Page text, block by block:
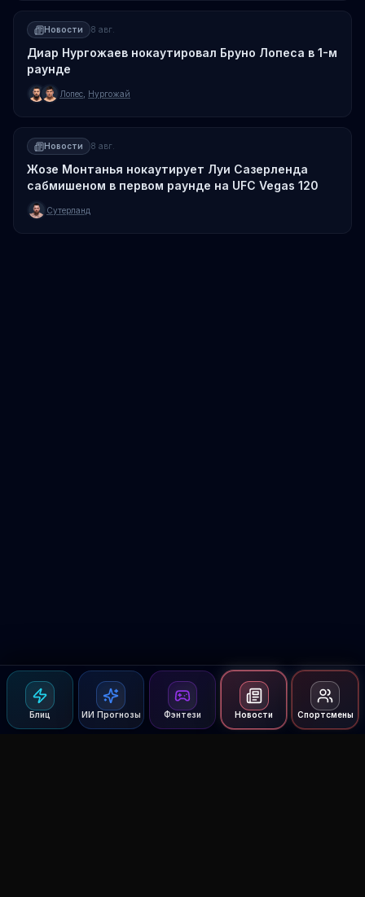
Блиц ИИ Прогнозы Фэнтези Новости Спортсмены
Новости 8 авг.
Диар Нургожаев нокаутировал Бруно Лопеса в 1-м
раунде
Лопес Нургожай
Новости 8 авг.
Жозе Монтанья нокаутирует Луи Сазерленда
сабмишеном в первом раунде на UFC Vegas 120
Сутерланд